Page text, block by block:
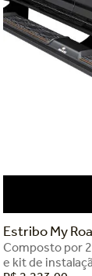
Estribo My
Composto por
e kit de